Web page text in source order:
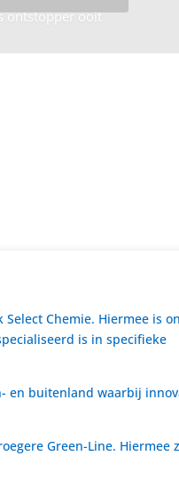
ontstopper ooit
Chemie. Hiermee is
is in specifieke
en buitenland waarbij
Green-Line. Hiermee